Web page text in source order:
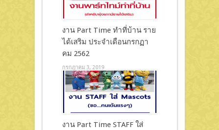
งาน Part Time ทำที่บ้าน ราย
ได้เสริม ประจำเดือนกรกฏา
คม 2562
กรกฎาคม 3, 2019
งาน Part Time STAFF ใส่